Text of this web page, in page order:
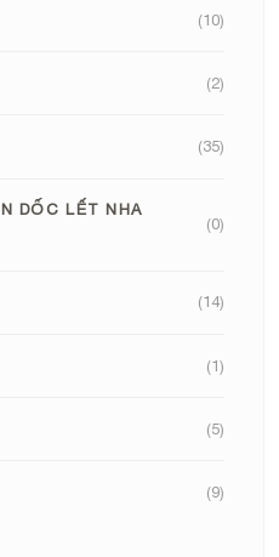
(10)
(2)
(35)
DỐC LẾT NHA
(0)
(14)
(1)
(5)
(9)